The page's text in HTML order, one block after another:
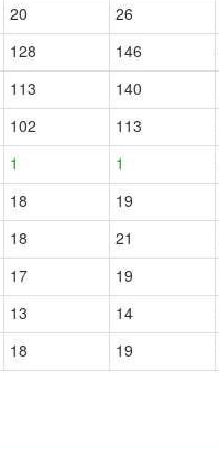
20 26
128 146
113 140
102 113
1 1
18 19
18 21
17 19
13 14
18 19